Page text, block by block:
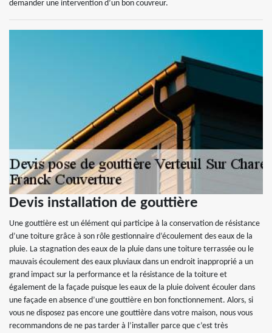
demander une intervention d’un bon couvreur.
Devis installation de gouttière
Une gouttière est un élément qui participe à la conservation de résistance
d’une toiture grâce à son rôle gestionnaire d’écoulement des eaux de la
pluie. La stagnation des eaux de la pluie dans une toiture terrassée ou le
mauvais écoulement des eaux pluviaux dans un endroit inapproprié a un
grand impact sur la performance et la résistance de la toiture et
également de la façade puisque les eaux de la pluie doivent écouler dans
une façade en absence d’une gouttière en bon fonctionnement. Alors, si
vous ne disposez pas encore une gouttière dans votre maison, nous vous
recommandons de ne pas tarder à l’installer parce que c’est très